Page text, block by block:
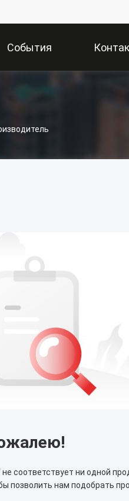
События
не соответствует ни одной
позволить нам подобрать